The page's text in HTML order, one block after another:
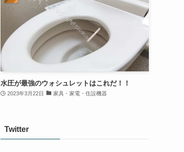
水圧が最強のウォシュレットはこれだ！！
2023年3月22日 家具・家電・住設機器
Twitter